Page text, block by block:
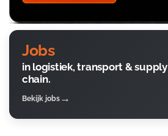
Jobs
in logistiek, transport & supply
chain.
Bekijk jobs